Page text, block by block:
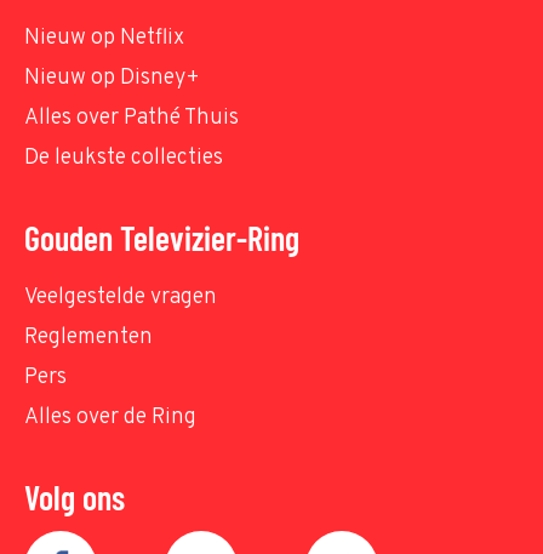
Nieuw op Netflix
Nieuw op Disney+
Alles over Pathé Thuis
De leukste collecties
Gouden Televizier-Ring
Veelgestelde vragen
Reglementen
Pers
Alles over de Ring
Volg ons